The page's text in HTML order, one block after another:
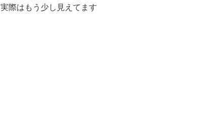
実際はもう少し見えてます